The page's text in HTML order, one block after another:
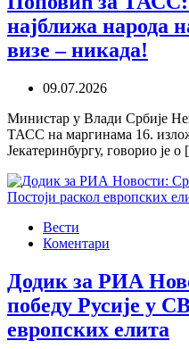
најближа народа
визе – никада!
09.07.2026
Министар у Влади Србије
ТАСС на маргинама 16.
Јекатеринбургу, говорио је
Вести
Коментари
Додик за РИА
победу Русије у
европских елита